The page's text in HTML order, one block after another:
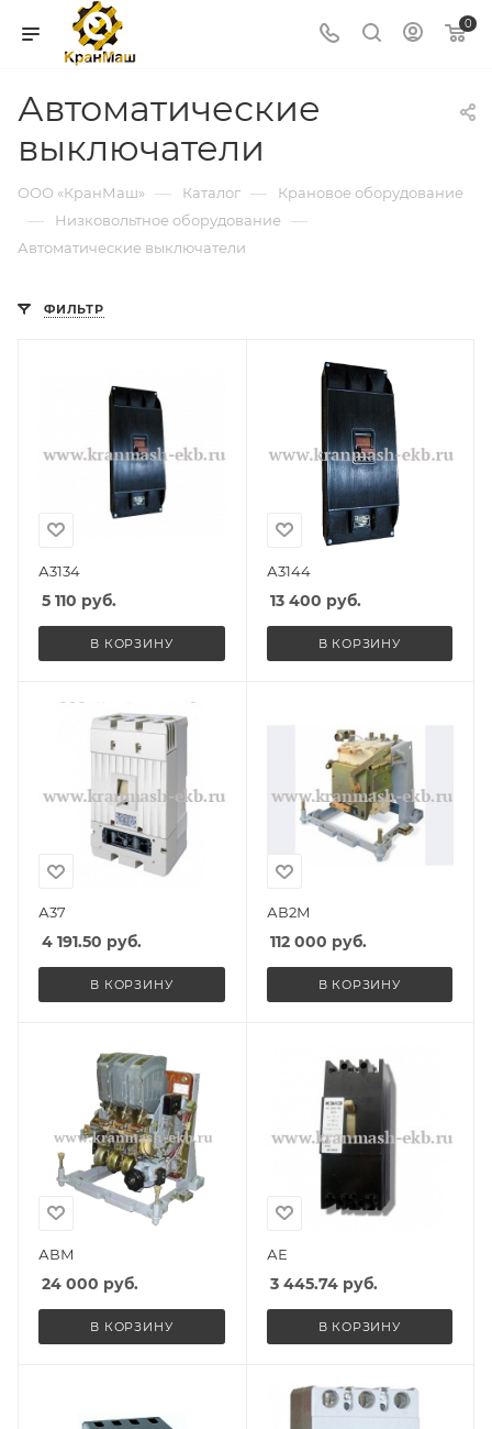
0
Автоматические
выключатели
ООО «КранМаш» — Каталог — Крановое оборудование
— Низковольтное оборудование —
Автоматические выключатели
ФИЛЬТР
А3134
5 110 руб.
В КОРЗИНУ
А3144
13 400 руб.
В КОРЗИНУ
А37
4 191.50 руб.
В КОРЗИНУ
АВ2М
112 000 руб.
В КОРЗИНУ
АВМ
24 000 руб.
В КОРЗИНУ
АЕ
3 445.74руб.
В КОРЗИНУ